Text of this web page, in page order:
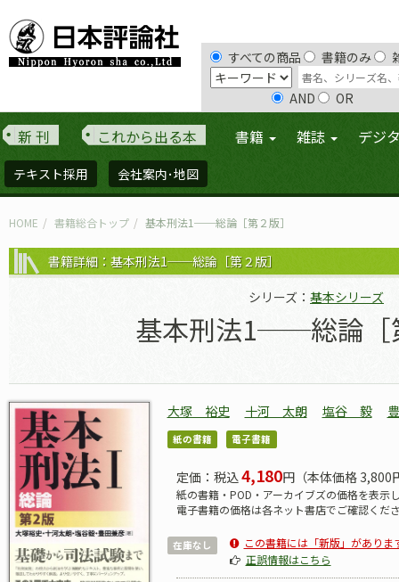
すべての商品 書籍のみ
AND OR
新 刊 これから出る本 書籍 雑誌 デジ
テキスト採用 会社案内･地図
HOME 書籍総合トップ 基本刑法1──総論［第２版］
書籍詳細：基本刑法1──総論［第２版］
シリーズ： 基本シリーズ
基本刑法1──総論［
大塚 裕史 十河 太朗 塩谷 毅
紙の書籍 電子書籍
定価：税込4,180円（本体価格 3,800
紙の書籍・POD・アーカイブズの価格を表示
電子書籍の価格は各ネット書店でご確認くだ
在庫なし
この書籍には「新版」がありま
正誤情報はこちら